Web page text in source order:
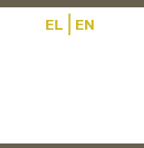
EL | EN